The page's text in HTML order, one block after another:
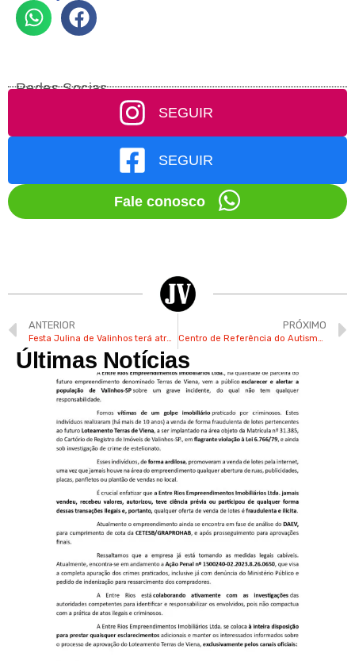
Redes Socias
SEGUIR
SEGUIR
Fale conosco
ANTERIOR
Festa Julina de Valinhos terá atrações itinerantes nos dois finais de semana
PRÓXIMO
Últimas Notícias